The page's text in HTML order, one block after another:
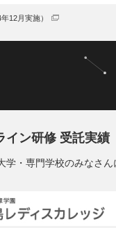
年12月実施）
イン研修 受託実績
学・専門学校のみなさん